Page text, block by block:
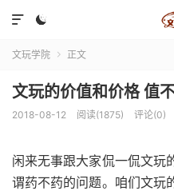


文玩学院  正文
文玩的价值和价格 值
2018-08-12 阅读(1875) 评论(0)
闲来无事跟大家侃一侃文玩
谓药不药的问题。咱们文玩